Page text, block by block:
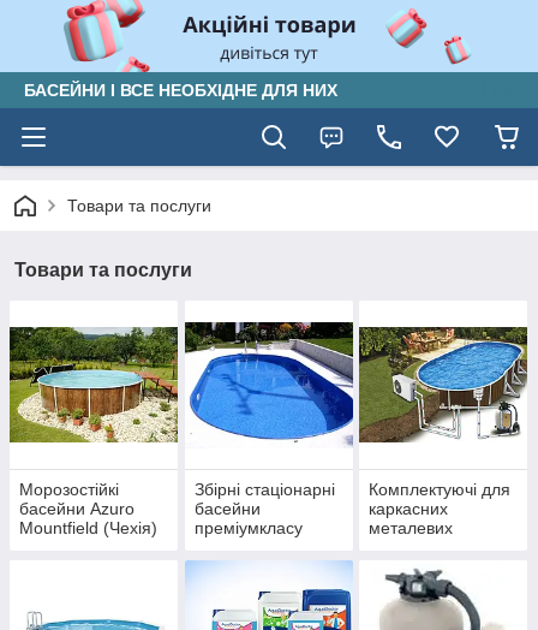
БАСЕЙНИ І ВСЕ НЕОБХІДНЕ ДЛЯ НИХ
Товари та послуги
Товари та послуги
Морозостійкі
басейни Azuro
Mountfield (Чехія)
Збірні стаціонарні
басейни
преміумкласу
(ЧЕХІЯ)
Комплектуючі для
каркасних
металевих